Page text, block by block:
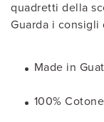
quadretti della
Guarda i
Made in
100% Cotone